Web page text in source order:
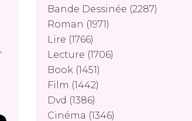
,
Bande Dessinée (2287)
Roman (1971)
Lire (1766)
Lecture (1706)
Book (1451)
Film (1442)
Dvd (1386)
Cinéma (1346)